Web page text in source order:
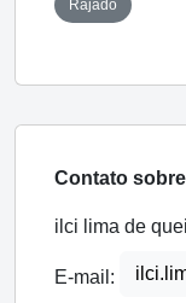
Rajado
Contato
ilci lima de
E-mail: